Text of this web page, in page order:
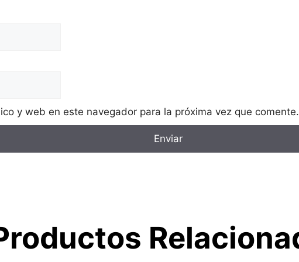
y web en este navegador para la próxima vez que comente.